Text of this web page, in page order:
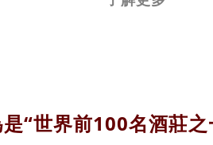
“世界前100名酒莊之